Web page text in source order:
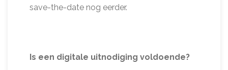
save-the-date nog eerder.
Is een digitale uitnodiging voldoende?